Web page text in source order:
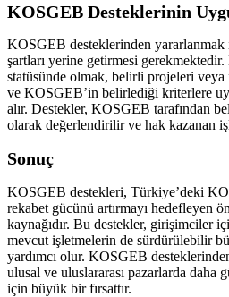
KOSGEB Desteklerinin
KOSGEB desteklerinden
şartları yerine getirmesi
statüsünde olmak, belirli projeleri
ve KOSGEB’in belirlediği kriterlere
alır. Destekler, KOSGEB tarafından
olarak değerlendirilir ve hak kazanan
Sonuç
KOSGEB destekleri, Türkiye’deki
rekabet gücünü artırmayı hedefleyen
kaynağıdır. Bu destekler, girişimciler
mevcut işletmelerin de sürdürülebilir
yardımcı olur. KOSGEB
ulusal ve uluslararası pazarlarda daha
için büyük bir fırsattır.